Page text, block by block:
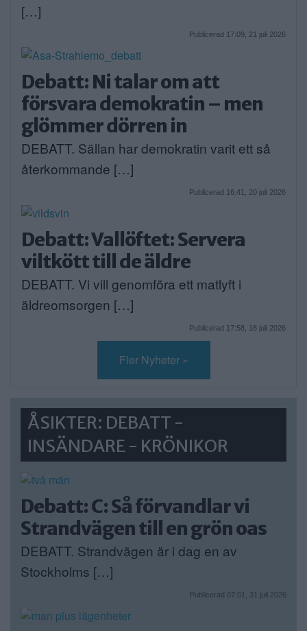
[…]
Publicerad 17:09, 21 juli 2026
Debatt: Ni talar om att
försvara demokratin – men
glömmer dörren in
DEBATT. Sällan har demokratin varit ett så
återkommande […]
Publicerad 16:41, 20 juli 2026
Debatt: Vallöftet: Servera
viltkött till de äldre
DEBATT. Vi vill genomföra ett matlyft i
äldreomsorgen […]
Publicerad 17:58, 18 juli 2026
Fler Nyheter »
ÅSIKTER: DEBATT -
INSÄNDARE - KRÖNIKOR
Debatt: C: Så förvandlar vi
Strandvägen till en grön oas
DEBATT. Strandvägen är i dag en av
Stockholms […]
Publicerad 07:01, 31 juli 2026